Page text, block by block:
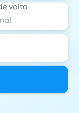
volta